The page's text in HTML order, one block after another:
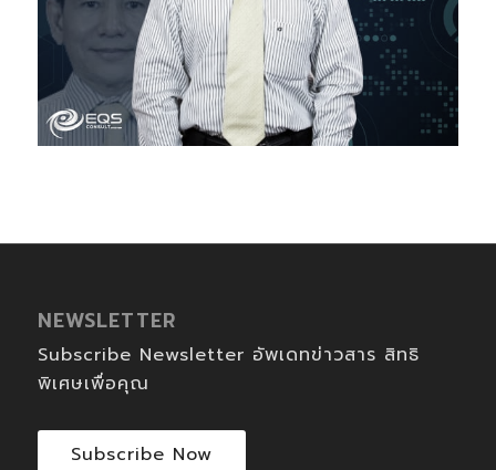
NEWSLETTER
Subscribe Newsletter อัพเดทข่าวสาร สิทธิ
พิเศษเพื่อคุณ
Subscribe Now